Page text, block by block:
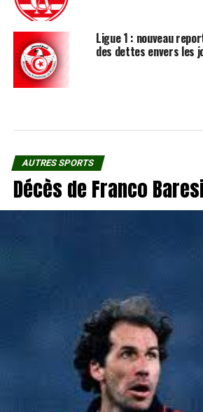
Ligue 1 : nouveau
des dettes envers les
AUTRES SPORTS
Décès de Franco